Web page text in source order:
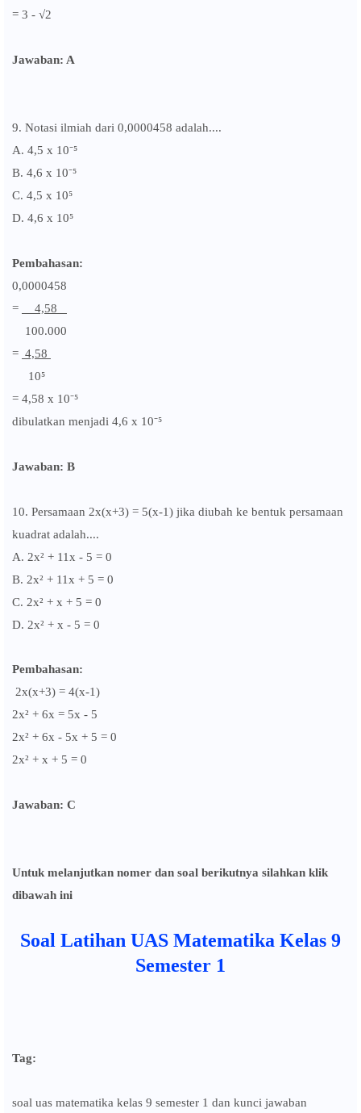
= 3 - √2
Jawaban: A
9. Notasi ilmiah dari 0,0000458 adalah....
A. 4,5 x 10⁻⁵
B. 4,6 x 10⁻⁵
C. 4,5 x 10⁵
D. 4,6 x 10⁵
Pembahasan:
0,0000458
=
4,58
100.000
= 4,58
10⁵
= 4,58 x 10⁻⁵
dibulatkan menjadi 4,6 x 10⁻⁵
Jawaban: B
10. Persamaan 2x(x+3) = 5(x-1) jika diubah ke bentuk persamaan
kuadrat adalah....
A. 2x² + 11x - 5 = 0
B. 2x² + 11x + 5 = 0
C. 2x² + x + 5 = 0
D. 2x² + x - 5 = 0
Pembahasan:
2x(x+3) = 4(x-1)
2x² + 6x = 5x - 5
2x² + 6x - 5x + 5 = 0
2x² + x + 5 = 0
Jawaban: C
Untuk melanjutkan nomer dan soal berikutnya silahkan klik
dibawah ini
Soal Latihan UAS Matematika Kelas 9
Semester 1
Tag:
soal uas matematika kelas 9 semester 1 dan kunci jawaban